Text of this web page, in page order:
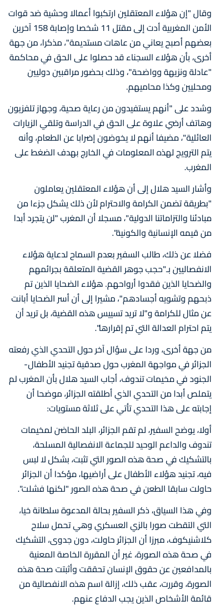
وقال "إن هؤلاء المعتقلين ارتكبوا أعمالا وحشية ضد قوات
الأمن المغربية أدت إلى مقتل 11 شخصا وإصابة 158 آخرين
بعضهم أصبح يعاني من عاهات مستديمة"، مذكرا، من جهة
أخرى، بأن هؤلاء السجناء قد حصلوا على الحق في محاكمة
"عادلة ونزيهة وواضحة"، وذلك بحضور مراقبين دوليين
ومحليين وكذا محاميهم.
وشدد على "أنهم يستفيدون من رعاية صحية، وجهاز تلفزيون
وهاتف أرضي علاوة على الحق في الدراسة وتلقي الزيارات
العائلية"، مضيفا أنهم لا يخوضون إضرابا عن الطعام، وأنه
يتم الترويج لهذه المعلومات في الخارج بهدف الضغط على
المغرب.
وأشار السيد هلال إلى أن هؤلاء المعتقلين يعاملون
"بطريقة تضمن الكرامة والاحترام لأن ذلك يشكل جزءا من
مبادئنا والتزاماتنا الدولية"، مسجلا أن المغرب "لن يتجرد أبدا
من قيمه الإنسانية والكونية".
فضلا عن ذلك، طالب السفير بعدم السماح لدعاية هؤلاء
الانفصاليين بـ"حجب جوهر القضية المتعلقة بجرائمهم
والضحايا الذين فقدوا أرواحهم. هؤلاء الضحايا الذين تم
ذبحهم وتشويه أجسادهم"، مشيرا إلى أن أسر الضحايا أبانت
عن مثال للكرامة و"لا تريد تسييس هذه القضية، بل تريد أن
يتم احترام العدالة التي تم إقرارها".
من جهة أخرى، وردا على سؤال آخر حول التحدي الذي رفعته
الجزائر في مواجهة المغرب حول صدقية تجنيد الأطفال-
الجنود في مخيمات تندوف، أجاب السيد هلال بأن المغرب لم
يتملص أبدا من التحدي الذي أطلقته الجزائر، موضحا أن
إجابته على هذا التحدي تأتي على ثلاثة مستويات:
أولا، يوضح السفير، لم تقم الجزائر، البلد الحاضن لمخيمات
تندوف والداعم الوحيد للجماعة الانفصالية المسلحة،
بالتشكيك في صحة هذه الصور التي تثبت، بشكل لا لبس
فيه، تجنيد هؤلاء الأطفال على أراضيها، مؤكدا أن الجزائر
حاولت سابقا الطعن في صحة هذه الصور "لكنها فشلت".
وفي هذا السياق، ذكر السفير بحالة المدعوة سلطانة خيا،
التي التقطت صورا بالزي العسكري وهي تحمل سلاح
كلاشنيكوف، مبرزا أن الجزائر حاولت، دون جدوى، التشكيك
في صحة هذه الصورة، غير أن المقررة الخاصة المعنية
بالمدافعين عن حقوق الإنسان تحققت وأثبتت صحة هذه
الصورة، وقررت، عقب ذلك، إزالة اسم هذه الانفصالية من
قائمة الأشخاص الذين يجب الدفاع عنهم.